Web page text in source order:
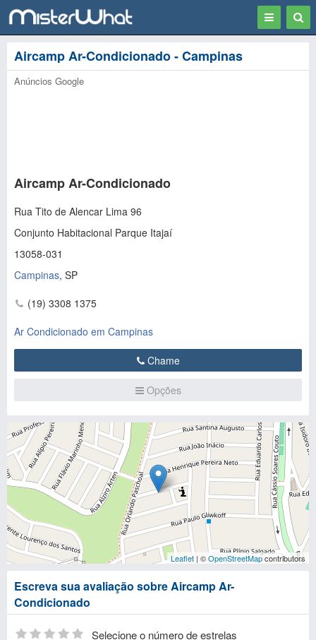
Toggle
Aircamp Ar-Condicionado - Campinas
Anúncios Google
Aircamp Ar-Condicionado
Rua Tito de Alencar Lima 96
Conjunto Habitacional Parque Itajaí
13058-031
Campinas, SP
(19) 3308 1375
Ar Condicionado em Campinas
Chame
Opções
Leaflet | ©OpenStreetMapcontributors
Escreva sua avaliação sobre Aircamp Ar-
Condicionado
Selecione o número de estrelas